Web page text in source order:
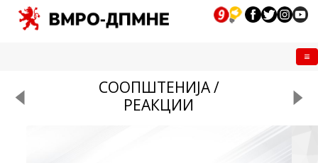
СООПШТЕНИЈА /
РЕАКЦИИ